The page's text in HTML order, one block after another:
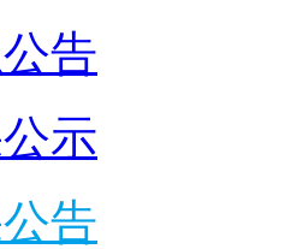
告
示
告